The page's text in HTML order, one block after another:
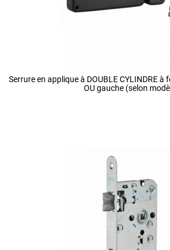
Serrure en applique à DOUBLE CYLINDRE
OU gauche (selon